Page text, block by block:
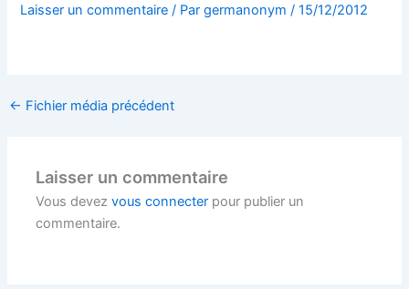
Laisser un commentaire / Pargermanonym /15/12/2012
← Fichier média précédent
Laisser un commentaire
Vous devezvous connecter pour publier un
commentaire.